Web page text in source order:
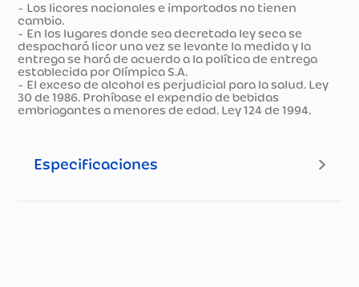
- Los licores nacionales e importados no tienen
cambio.
- En los lugares donde sea decretada ley seca se
despachará licor una vez se levante la medida y la
entrega se hará de acuerdo a la política de entrega
establecida por Olímpica S.A.
- El exceso de alcohol es perjudicial para la salud. Ley
30 de 1986. Prohíbase el expendio de bebidas
embriagantes a menores de edad. Ley 124 de 1994.
Especificaciones